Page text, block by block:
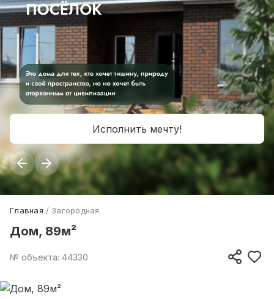
Исполнить мечту!
Главная Загородная
Дом, 89м²
№ объекта: 44330